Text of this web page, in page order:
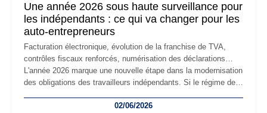
Une année 2026 sous haute surveillance pour
les indépendants : ce qui va changer pour les
auto-entrepreneurs
Facturation électronique, évolution de la franchise de TVA,
contrôles fiscaux renforcés, numérisation des déclarations…
L'année 2026 marque une nouvelle étape dans la modernisation
des obligations des travailleurs indépendants. Si le régime de
les auto-entrepreneurs devront s'adapter à un environnement
02/06/2026